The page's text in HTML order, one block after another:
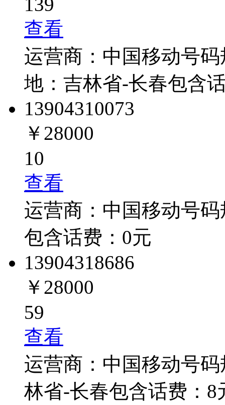
查看
运营商： 中国移动号码
地： 吉林省-长春包含
13904310073
￥28000
10
查看
运营商： 中国移动号码
包含话费： 0元
13904318686
￥28000
59
查看
运营商： 中国移动号
林省-长春包含话费： 8